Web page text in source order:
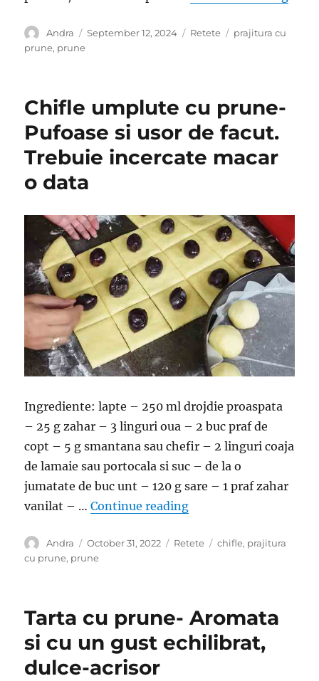
Author
Andra
Posted
September 12, 2024 Categories
Retete Tags
prajitura cu
prune, prune
Chifle umplute cu prune-
Pufoase si usor de facut.
Trebuie incercate macar
o data
Ingrediente: lapte – 250 ml drojdie proaspata
– 25 g zahar – 3 linguri oua – 2 buc praf de
copt – 5 g smantana sau chefir – 2 linguri coaja
de lamaie sau portocala si suc – de la o
jumatate de buc unt – 120 g sare – 1 praf zahar
vanilat – …Continue reading“Chifle umplute cu
Author
Andra
Posted
on
October 31, 2022 Categories
Retete Tags
chifle, prajitura
cu prune, prune
Tarta cu prune- Aromata
si cu un gust echilibrat,
dulce-acrisor